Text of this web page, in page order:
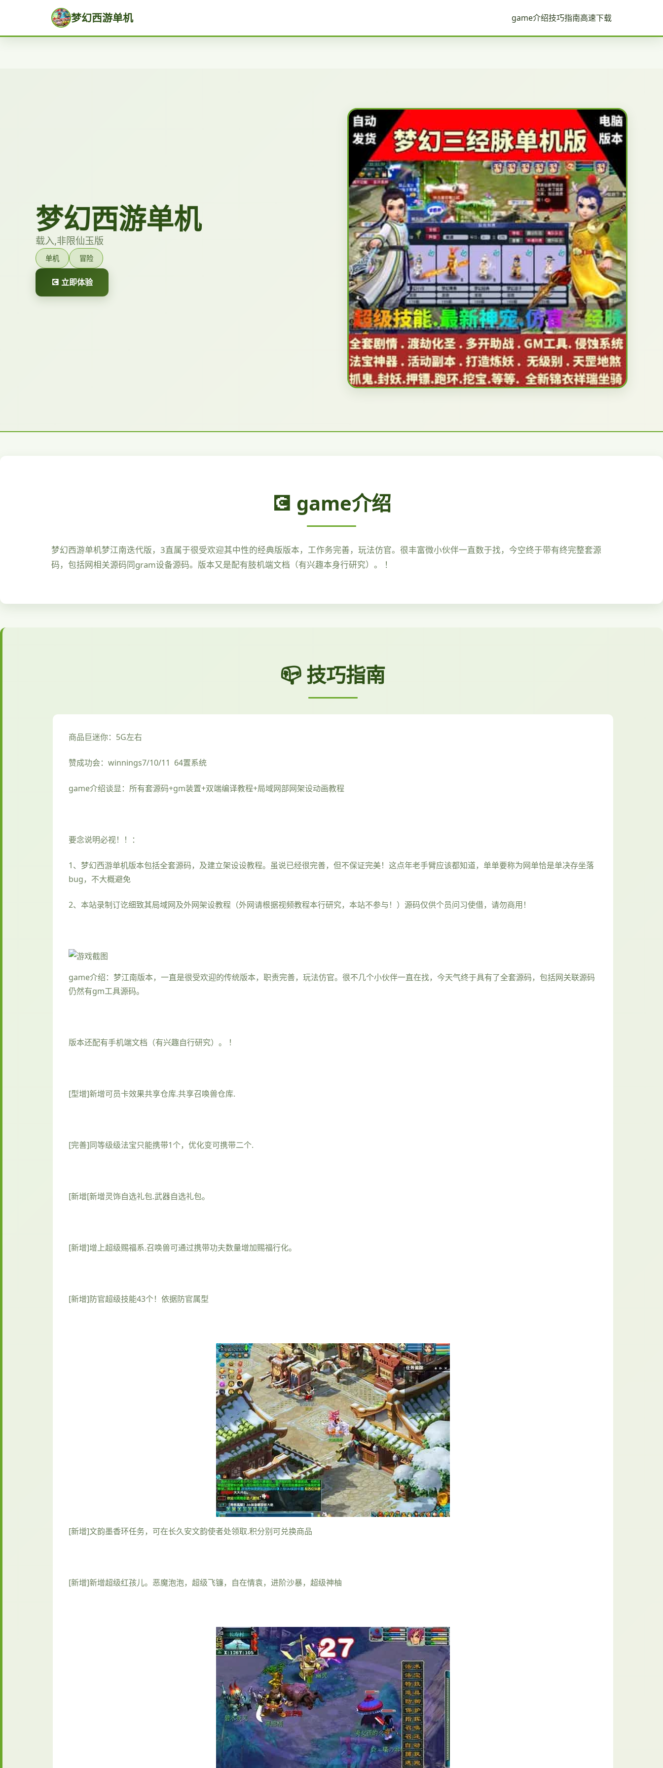
梦幻西游单机 game介绍技巧指南高速下载
梦幻西游单机
载入,非限仙玉版
单机 冒险
💽 立即体验
💽 game介绍
梦幻西游单机梦江南迭代版，3直属于很受欢迎其中性的经典版版本，工作务完善，玩法仿官。很丰富微小伙伴一直数于找，今空终于带有终完整套源
码，包括网相关源码同gram设备源码。版本又是配有肢机端文档（有兴趣本身行研究）。 ！
📪 技巧指南
商品巨迷你：5G左右
赞成功会：winnings7/10/11 64置系统
game介绍谈显：所有套源码+gm装置+双端编译教程+局域网部网架设动画教程
要念说明必视！！：
1、 梦幻西游单机版本包括全套源码，及建立架设设教程。虽说已经很完善，但不保证完美！这点年老手臂应该都知道，单单要称为网单恰是单决存坐落
bug，不大概避免
2、本站录制订讫细致其局域网及外网架设教程（外网请根据视频教程本行研究，本站不参与！）源码仅供个员问习使借，请勿商用！
game介绍：梦江南版本，一直是很受欢迎的传统版本，职责完善，玩法仿官。很不几个小伙伴一直在找，今天气终于具有了全套源码，包括网关联源码
仍然有gm工具源码。
版本还配有手机端文档（有兴趣自行研究）。 ！
[型增]新增可员卡效果共享仓库.共享召唤兽仓库.
[完善]同等级级法宝只能携带1个，优化变可携带二个.
[新增[新增灵饰自选礼包.武器自选礼包。
[新增]增上超级赐福系.召唤兽可通过携带功夫数量增加赐福行化。
[新增]防官超级技能43个！依据防官属型
[新增]文韵墨香环任务，可在长久安文韵使者处领取.积分别可兑换商品
[新增]新增超级红孩儿。恶魔泡泡，超级飞镰，自在情袁，进阶沙暴，超级神柚